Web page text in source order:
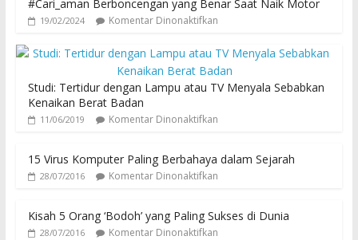
#Cari_aman Berboncengan yang Benar Saat Naik Motor
19/02/2024 Komentar Dinonaktifkan
Studi: Tertidur dengan Lampu atau TV Menyala Sebabkan
Kenaikan Berat Badan
11/06/2019 Komentar Dinonaktifkan
15 Virus Komputer Paling Berbahaya dalam Sejarah
28/07/2016 Komentar Dinonaktifkan
Kisah 5 Orang ‘Bodoh’ yang Paling Sukses di Dunia
28/07/2016 Komentar Dinonaktifkan